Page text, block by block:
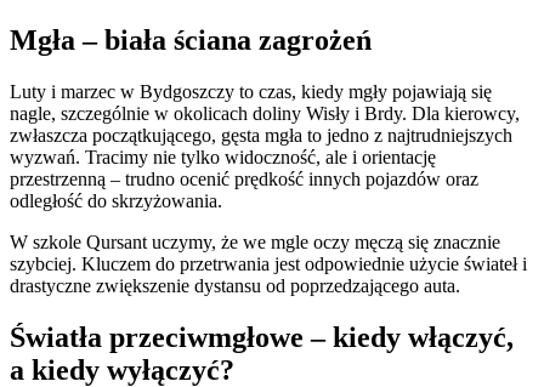
Mgła – biała ściana zagrożeń
Luty i marzec w Bydgoszczy to czas, kiedy mgły pojawiają się
nagle, szczególnie w okolicach doliny Wisły i Brdy. Dla kierowcy,
zwłaszcza początkującego, gęsta mgła to jedno z najtrudniejszych
wyzwań. Tracimy nie tylko widoczność, ale i orientację
przestrzenną – trudno ocenić prędkość innych pojazdów oraz
odległość do skrzyżowania.
W szkole Qursant uczymy, że we mgle oczy męczą się znacznie
szybciej. Kluczem do przetrwania jest odpowiednie użycie świateł i
drastyczne zwiększenie dystansu od poprzedzającego auta.
Światła przeciwmgłowe – kiedy włączyć,
a kiedy wyłączyć?